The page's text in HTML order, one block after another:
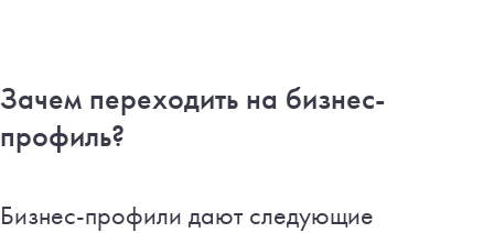
Зачем переходить на бизнес-
профиль?
Бизнес-профили дают следующие